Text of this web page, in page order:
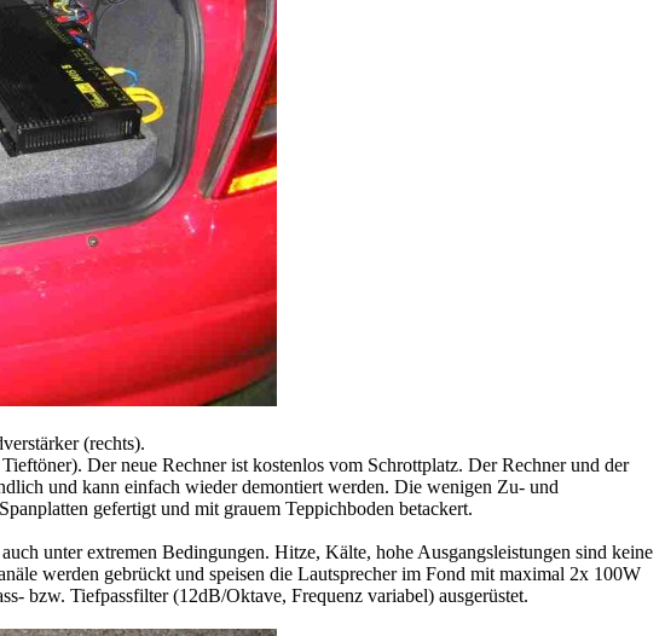
(rechts).
Der neue Rechner ist kostenlos vom Schrottplatz. Der Rechner und der
und kann einfach wieder demontiert werden. Die wenigen Zu- und
gefertigt und mit grauem Teppichboden betackert.
unter extremen Bedingungen. Hitze, Kälte, hohe Ausgangsleistungen sind keine
werden gebrückt und speisen die Lautsprecher im Fond mit maximal 2x 100W
bzw. Tiefpassfilter (12dB/Oktave, Frequenz variabel) ausgerüstet.